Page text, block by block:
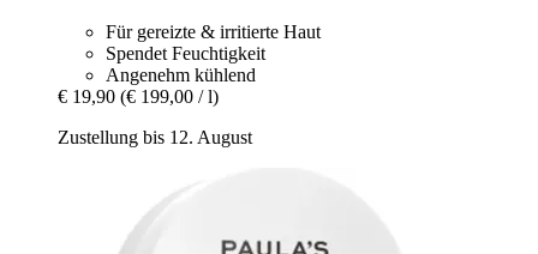
Für gereizte & irritierte Haut
Spendet Feuchtigkeit
Angenehm kühlend
€ 19,90 (€ 199,00 / l)
Zustellung bis 12. August